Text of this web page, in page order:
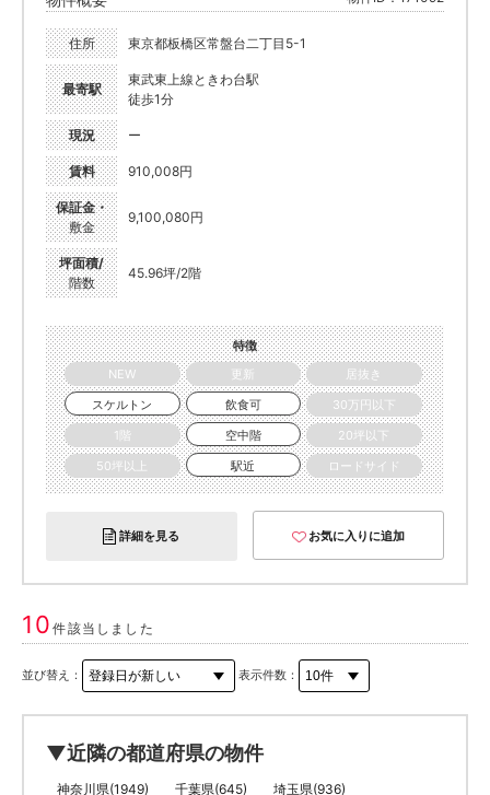
住所 東京都板橋区常盤台二丁目5-1
最寄駅
東武東上線ときわ台駅
徒歩1分
現況 ー
賃料 910,008円
保証金・
敷金
9,100,080円
坪面積/
階数
45.96坪/2階
特徴
NEW
更新
居抜き
スケルトン
飲食可
30万円以下
1階
空中階
20坪以下
50坪以上
駅近 ロードサイド
詳細を見る お気に入りに追加
10件該当しました
並び替え： 表示件数：
▼近隣の都道府県の物件
神奈川県(1949) 千葉県(645) 埼玉県(936)